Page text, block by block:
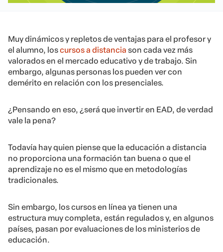
Muy dinámicos y repletos de ventajas para el profesor y
el alumno, loscursos a distancia son cada vez más
valorados en el mercado educativo y de trabajo. Sin
embargo, algunas personas los pueden ver con
demérito en relación con los presenciales.
¿Pensando en eso, ¿será que invertir en EAD, de verdad
vale la pena?
Todavía hay quien piense que la educación a distancia
no proporciona una formación tan buena o que el
aprendizaje no es el mismo que en metodologías
tradicionales.
Sin embargo, los cursos en línea ya tienen una
estructura muy completa, están regulados y, en algunos
países, pasan por evaluaciones de los ministerios de
educación.